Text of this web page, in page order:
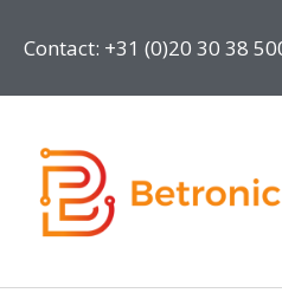
Contact: +31 (0)20 30 38